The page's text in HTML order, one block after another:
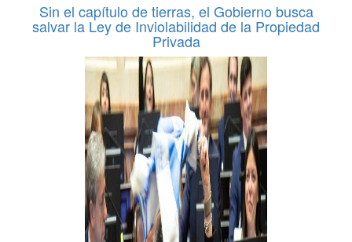
Sin el capítulo de tierras, el Gobierno busca
salvar la Ley de Inviolabilidad de la Propiedad
Privada